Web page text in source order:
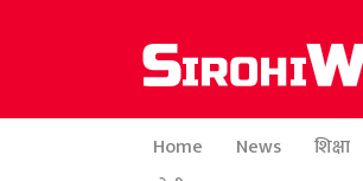
Home News शिक्षा